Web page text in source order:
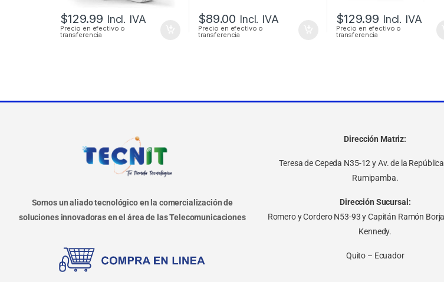
$129.99 Incl. IVA
Precio en efectivo o
transferencia
$89.00 Incl. IVA
Precio en efectivo o
transferencia
$129.99 Incl. IVA
Precio en efectivo o
transferencia
Somos un aliado tecnológico en la comercialización de
soluciones innovadoras en el área de las Telecomunicaciones
Dirección Matriz:
Teresa de Cepeda N35-12 y Av. de la
Rumipamba.
Dirección Sucursal:
Romero y Cordero N53-93 y Capitán Ramón
Kennedy.
Quito – Ecuador